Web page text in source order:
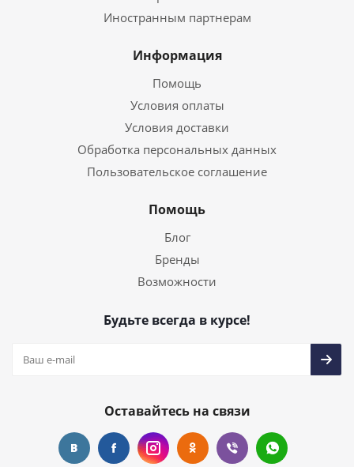
Иностранным партнерам
Информация
Помощь
Условия оплаты
Условия доставки
Обработка персональных данных
Пользовательское соглашение
Помощь
Блог
Бренды
Возможности
Будьте всегда в курсе!
Оставайтесь на связи